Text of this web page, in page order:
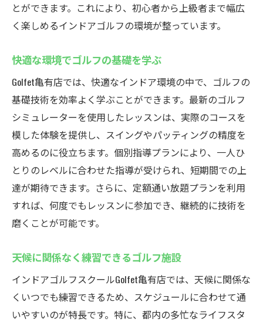
とができます。これにより、初心者から上級者まで幅広
く楽しめるインドアゴルフの環境が整っています。
快適な環境でゴルフの基礎を学ぶ
Golfet亀有店では、快適なインドア環境の中で、ゴルフの
基礎技術を効率よく学ぶことができます。最新のゴルフ
シミュレーターを使用したレッスンは、実際のコースを
模した体験を提供し、スイングやパッティングの精度を
高めるのに役立ちます。個別指導プランにより、一人ひ
とりのレベルに合わせた指導が受けられ、短期間での上
達が期待できます。さらに、定額通い放題プランを利用
すれば、何度でもレッスンに参加でき、継続的に技術を
磨くことが可能です。
天候に関係なく練習できるゴルフ施設
インドアゴルフスクールGolfet亀有店では、天候に関係な
くいつでも練習できるため、スケジュールに合わせて通
いやすいのが特長です。特に、都内の多忙なライフスタ